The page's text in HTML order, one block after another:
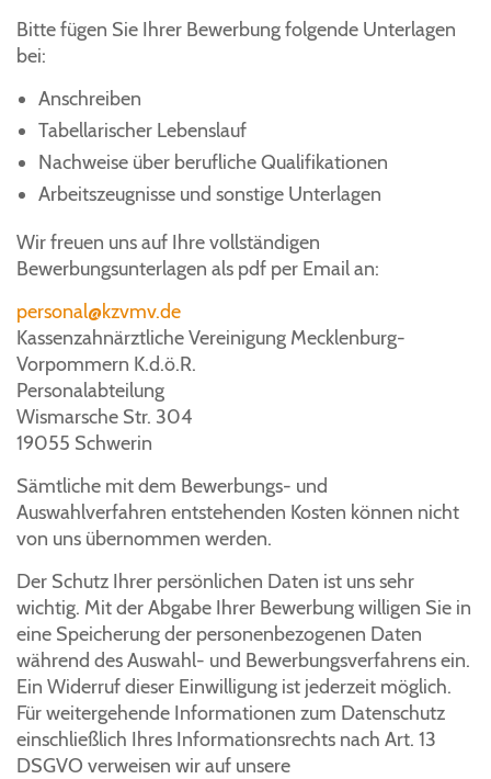
Bitte fügen Sie Ihrer Bewerbung folgende Unterlagen
bei:
Anschreiben
Tabellarischer Lebenslauf
Nachweise über berufliche Qualifikationen
Arbeitszeugnisse und sonstige Unterlagen
Wir freuen uns auf Ihre vollständigen
Bewerbungsunterlagen als pdf per Email an:
personal@kzvmv.de
Kassenzahnärztliche Vereinigung Mecklenburg-
Vorpommern K.d.ö.R.
Personalabteilung
Wismarsche Str. 304
19055 Schwerin
Sämtliche mit dem Bewerbungs- und
Auswahlverfahren entstehenden Kosten können nicht
von uns übernommen werden.
Der Schutz Ihrer persönlichen Daten ist uns sehr
wichtig. Mit der Abgabe Ihrer Bewerbung willigen Sie in
eine Speicherung der personenbezogenen Daten
während des Auswahl- und Bewerbungsverfahrens ein.
Ein Widerruf dieser Einwilligung ist jederzeit möglich.
Für weitergehende Informationen zum Datenschutz
einschließlich Ihres Informationsrechts nach Art. 13
DSGVO verweisen wir auf unsere